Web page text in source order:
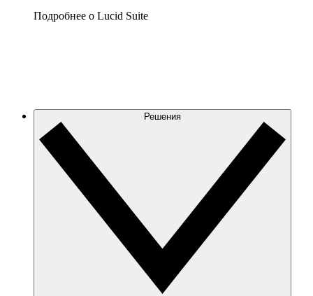
Подробнее о Lucid Suite
Решения